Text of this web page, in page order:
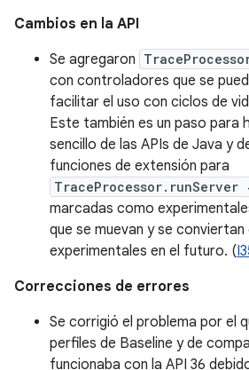
Cambios en la API
Se agregaron
con controladores que se
facilitar el uso con ciclos de
Este también es un paso para
sencillo de las APIs de Java y
funciones de extensión para
TraceProcessor.runServer
marcadas como
que se muevan y se conviertan
experimentales en el futuro. (
Correcciones de errores
Se corrigió el problema por el
perfiles de Baseline y de
funcionaba con la API 36